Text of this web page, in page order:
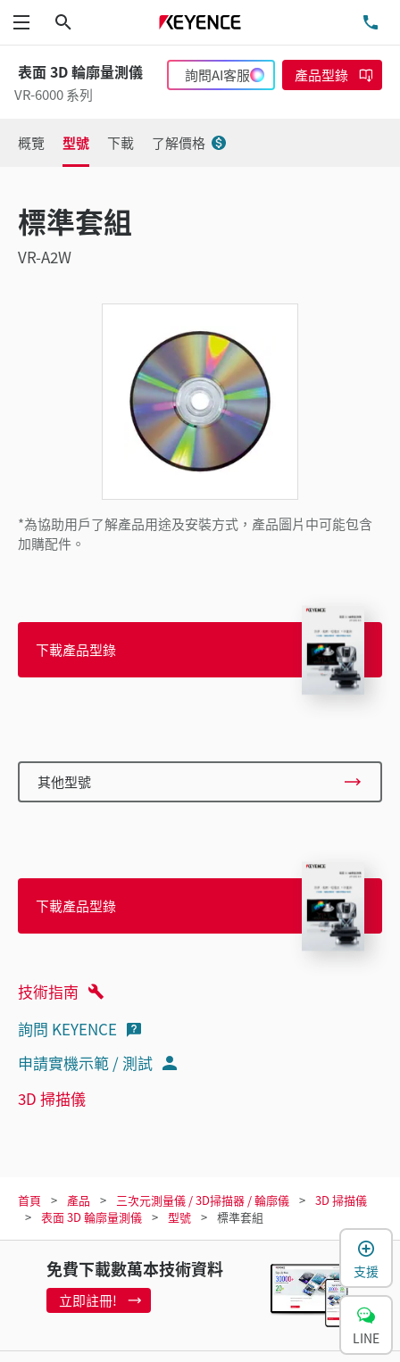
功能表
表面 3D 輪廓量測儀
VR-6000 系列
詢問AI客服 產品型錄
概覽 型號 下載 了解價格
標準套組
VR-A2W
*為協助用戶了解產品用途及安裝方式，產品圖片中可能包含
加購配件。
下載產品型錄
其他型號
下載產品型錄
技術指南
詢問 KEYENCE
申請實機示範 / 測試
3D 掃描儀
首頁 產品 三次元測量儀 / 3D掃描器 / 輪廓儀
3D 掃描儀
表面 3D 輪廓量測儀
型號 標準套組
免費下載數萬本技術資料
立即註冊!
支援
LINE